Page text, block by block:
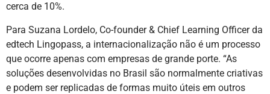
cerca de 10%.
Para Suzana Lordelo, Co-founder & Chief Learning Officer da
edtech Lingopass, a internacionalização não é um processo
que ocorre apenas com empresas de grande porte. “As
soluções desenvolvidas no Brasil são normalmente criativas
e podem ser replicadas de formas muito úteis em outros